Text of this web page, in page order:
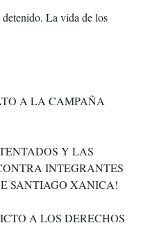
La vida de los
A LA CAMPAÑA
Y LAS
INTEGRANTES
SANTIAGO XANICA!
A LOS DERECHOS